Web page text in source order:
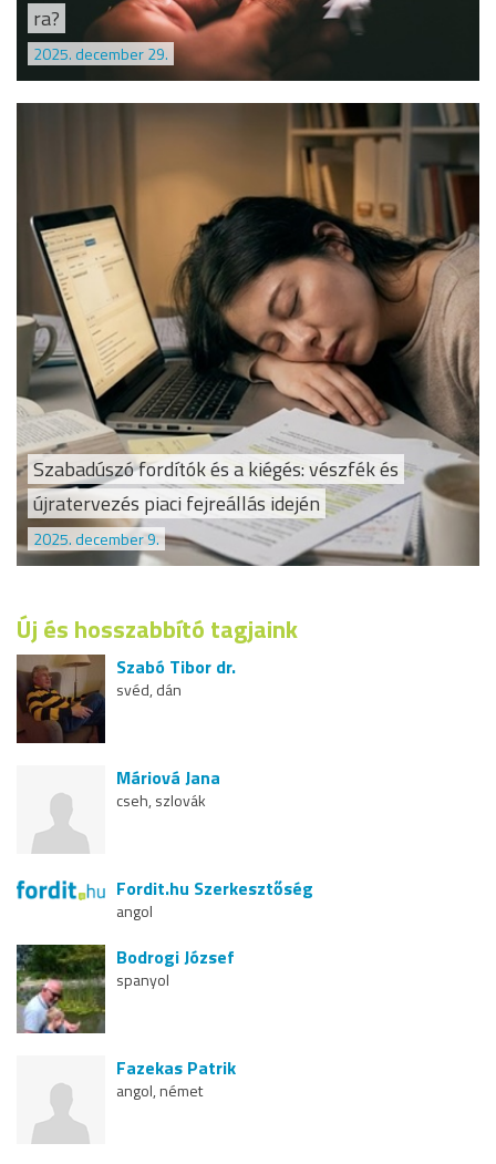
ra?
2025. december 29.
Szabadúszó fordítók és a kiégés: vészfék és
újratervezés piaci fejreállás idején
2025. december 9.
Új és hosszabbító tagjaink
Szabó Tibor dr.
svéd, dán
Máriová Jana
cseh, szlovák
Fordit.hu Szerkesztőség
angol
Bodrogi József
spanyol
Fazekas Patrik
angol, német